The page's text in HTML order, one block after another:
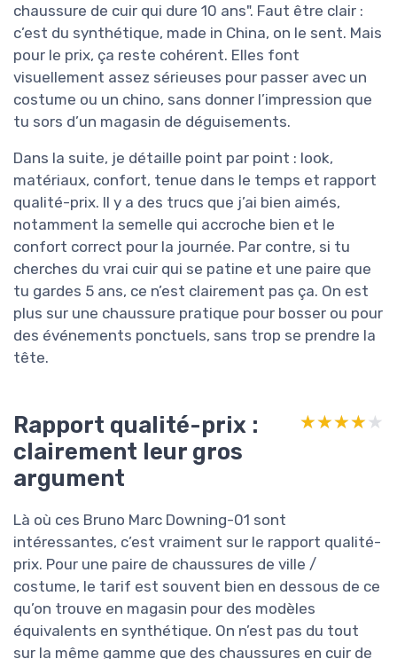
chaussure de cuir qui dure 10 ans". Faut être clair :
c’est du synthétique, made in China, on le sent. Mais
pour le prix, ça reste cohérent. Elles font
visuellement assez sérieuses pour passer avec un
costume ou un chino, sans donner l’impression que
tu sors d’un magasin de déguisements.
Dans la suite, je détaille point par point : look,
matériaux, confort, tenue dans le temps et rapport
qualité-prix. Il y a des trucs que j’ai bien aimés,
notamment la semelle qui accroche bien et le
confort correct pour la journée. Par contre, si tu
cherches du vrai cuir qui se patine et une paire que
tu gardes 5 ans, ce n’est clairement pas ça. On est
plus sur une chaussure pratique pour bosser ou pour
des événements ponctuels, sans trop se prendre la
tête.
Rapport qualité-prix :
clairement leur gros
argument
★★★★★
★★★★★
Là où ces Bruno Marc Downing-01 sont
intéressantes, c’est vraiment sur le rapport qualité-
prix. Pour une paire de chaussures de ville /
costume, le tarif est souvent bien en dessous de ce
qu’on trouve en magasin pour des modèles
équivalents en synthétique. On n’est pas du tout
sur la même gamme que des chaussures en cuir de